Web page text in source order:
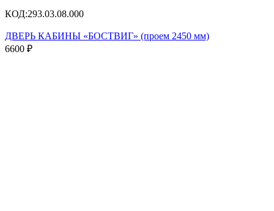
КОД:293.03.08.000
ДВЕРЬ КАБИНЫ «БОСТВИГ» (проем 2450 мм)
6600 ₽